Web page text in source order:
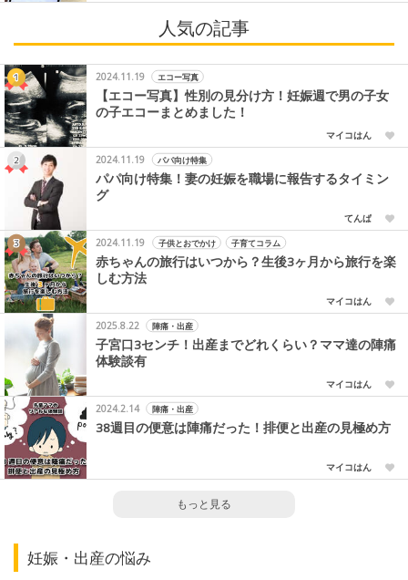
人気の記事
2024.11.19 エコー写真
【エコー写真】性別の見分け方！妊娠週で男の子女
の子エコーまとめました！
マイコはん
2024.11.19
パパ向け特集
パパ向け特集！妻の妊娠を職場に報告するタイミン
グ
てんぱ
2024.11.19
子供とおでかけ 子育てコラム
赤ちゃんの旅行はいつから？生後3ヶ月から旅行を楽
しむ方法
マイコはん
2025.8.22
陣痛・出産
子宮口3センチ！出産までどれくらい？ママ達の陣痛
体験談有
マイコはん
2024.2.14
陣痛・出産
38週目の便意は陣痛だった！排便と出産の見極め方
マイコはん
もっと見る
妊娠・出産の悩み